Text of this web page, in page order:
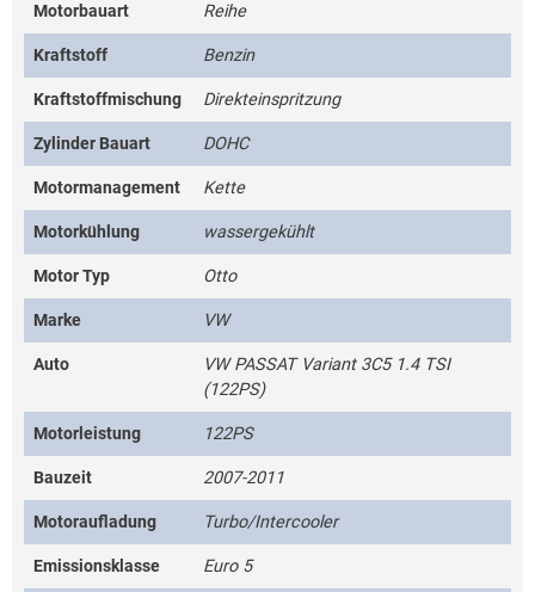
Motorbauart Reihe
Kraftstoff Benzin
Kraftstoffmischung Direkteinspritzung
Zylinder Bauart DOHC
Motormanagement Kette
Motorkühlung wassergekühlt
Motor Typ Otto
Marke VW
Auto
VW PASSAT Variant 3C5 1.4 TSI
(122PS)
Motorleistung 122PS
Bauzeit 2007-2011
Motoraufladung Turbo/Intercooler
Emissionsklasse Euro 5